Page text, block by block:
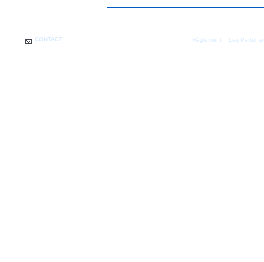
CONTACT Règlement Les